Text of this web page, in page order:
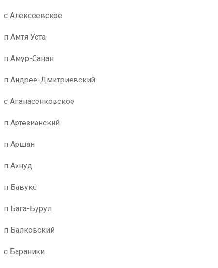
с Алексеевское
п Амтя Уста
п Амур-Санан
п Андрее-Дмитриевский
с Апанасенковское
п Артезианский
п Аршан
п Ахнуд
п Бавуко
п Бага-Бурул
п Балковский
с Бараники